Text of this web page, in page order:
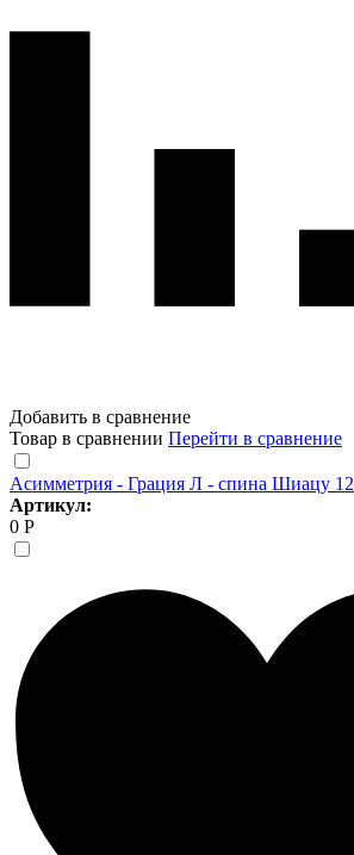
Добавить в сравнение
Товар в сравнении Перейти в сравнение
Асимметрия - Грация Л - спина Шиацу 12
Артикул:
0 Р